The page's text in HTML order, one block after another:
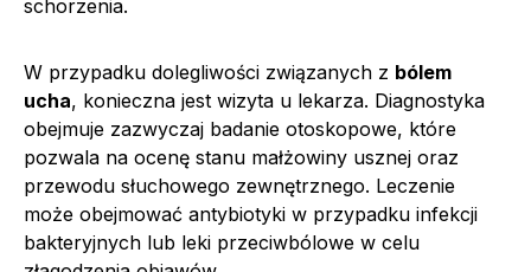
schorzenia.
W przypadku dolegliwości związanych z bólem
ucha, konieczna jest wizyta u lekarza. Diagnostyka
obejmuje zazwyczaj badanie otoskopowe, które
pozwala na ocenę stanu małżowiny usznej oraz
przewodu słuchowego zewnętrznego. Leczenie
może obejmować antybiotyki w przypadku infekcji
bakteryjnych lub leki przeciwbólowe w celu